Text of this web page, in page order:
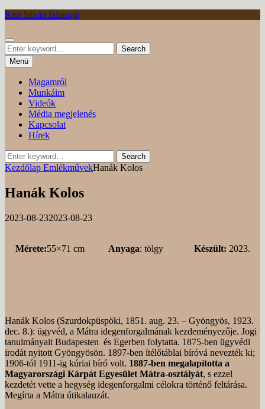
Tovább
Kiss István fafaragó
Keresés
Search
for:
Search
Menü
Magamról
Munkáim
Videók
Média megjelenés
Kapcsolat
Hírek
Search
for:
Search
Kezdőlap EmlékművekHanák Kolos
Hanák Kolos
Posted
2023-08-232023-08-23by
Mérete:55×71 cm Anyaga: tölgyKészült: 2023.
Hanák Kolos (Szurdokpüspöki, 1851. aug. 23. – Gyöngyös, 1923.
dec. 8.): ügyvéd, a Mátra idegenforgalmának kezdeményezője. Jogi
tanulmányait Budapesten és Egerben folytatta. 1875-ben ügyvédi
irodát nyitott Gyöngyösön. 1897-ben ítélőtáblai bíróvá nevezték ki;
1906-tól 1911-ig kúriai bíró volt. 1887-ben megalapította a
Magyarországi Kárpát Egyesület Mátra-osztályát, s ezzel
kezdetét vette a hegység idegenforgalmi célokra történő feltárása.
Megírta a Mátra útikalauzát.